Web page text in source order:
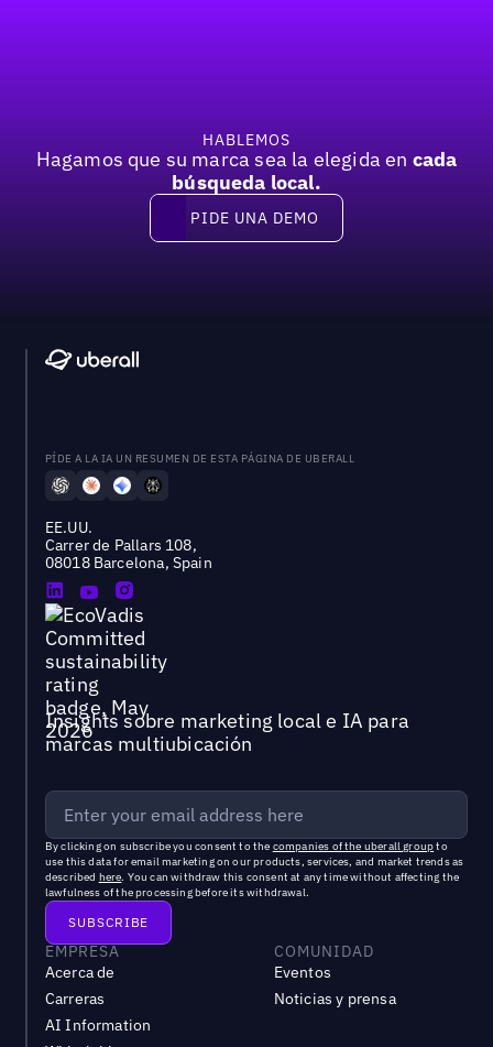
HABLEMOS
Hagamos que su marca sea la elegida en cada
búsqueda local.
Pide una demo
PIDE UNA DEMO
PÍDE A LA IA UN RESUMEN DE ESTA PÁGINA DE UBERALL
EE.UU.
Carrer de Pallars 108,
08018 Barcelona, Spain
Insights sobre marketing local e IA para
marcas multiubicación
By clicking on subscribe you consent to the companies of the uberall groupto
use this data for email marketing on our products, services, and market trends as
described here. You can withdraw this consent at any time without affecting the
lawfulness of the processing before its withdrawal.
EMPRESA
Acerca de
Carreras
AI Information
COMUNIDAD
Eventos
Noticias y prensa